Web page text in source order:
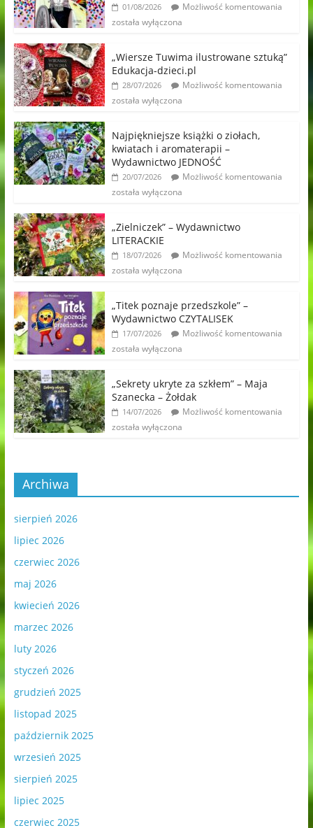
01/08/2026
Możliwość komentowania
została wyłączona
„Wiersze Tuwima ilustrowane sztuką”
Edukacja-dzieci.pl
28/07/2026
Możliwość komentowania
została wyłączona
Najpiękniejsze książki o ziołach,
kwiatach i aromaterapii –
Wydawnictwo JEDNOŚĆ
20/07/2026
Możliwość komentowania
została wyłączona
„Zielniczek” – Wydawnictwo
LITERACKIE
18/07/2026
Możliwość komentowania
została wyłączona
„Titek poznaje przedszkole” –
Wydawnictwo CZYTALISEK
17/07/2026
Możliwość komentowania
została wyłączona
„Sekrety ukryte za szkłem” – Maja
Szanecka – Żołdak
14/07/2026
Możliwość komentowania
została wyłączona
Archiwa
sierpień 2026
lipiec 2026
czerwiec 2026
maj 2026
kwiecień 2026
marzec 2026
luty 2026
styczeń 2026
grudzień 2025
listopad 2025
październik 2025
wrzesień 2025
sierpień 2025
lipiec 2025
czerwiec 2025